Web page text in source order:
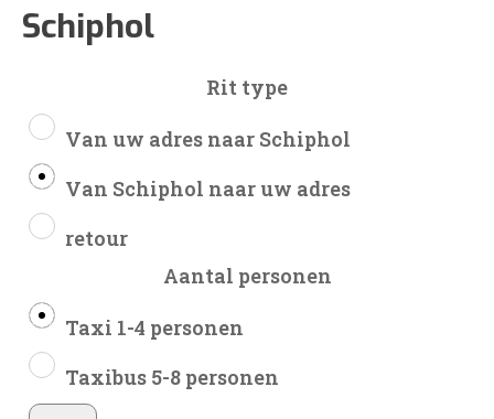
Schiphol
Rit type
Van uw adres naar Schiphol
Van Schiphol naar uw adres
retour
Aantal personen
Taxi 1-4 personen
Taxibus 5-8 personen